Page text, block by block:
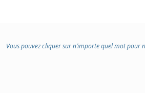
Vous pouvez cliquer sur n’importe quel mot pour